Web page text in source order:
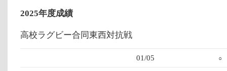
2025年度成績
高校ラグビー合同東西対抗戦
01/05 ○